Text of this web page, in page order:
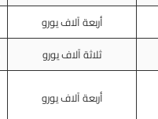
أربعة آلاف يورو
ثلاثة آلاف يورو
أربعة آلاف يورو